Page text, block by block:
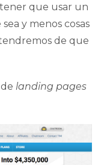
que usar un
y menos cosas
de que
landing pages